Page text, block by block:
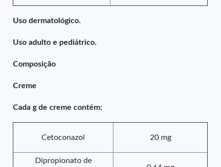
Uso dermatológico.
Uso adulto e pediátrico.
Composição
Creme
Cada g de creme contém:
Cetoconazol 20 mg
Dipropionato de